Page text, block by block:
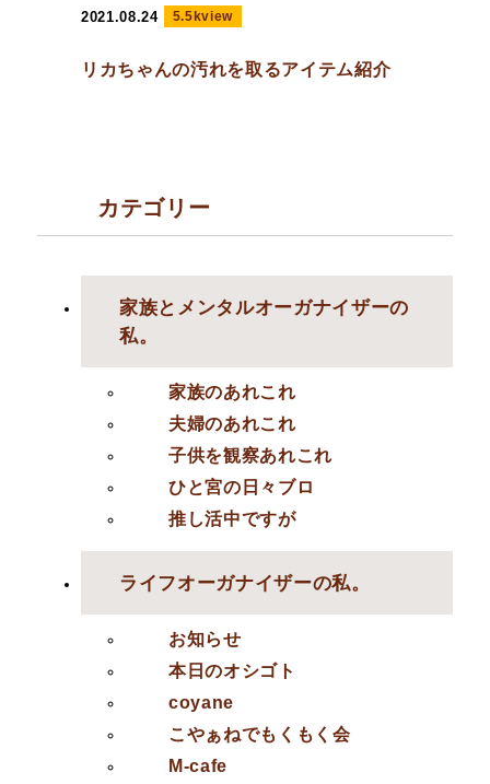
2021.08.24 5.5kview
リカちゃんの汚れを取るアイテム紹介
カテゴリー
家族とメンタルオーガナイザーの
私。
家族のあれこれ
夫婦のあれこれ
子供を観察あれこれ
ひと宮の日々ブロ
推し活中ですが
ライフオーガナイザーの私。
お知らせ
本日のオシゴト
coyane
こやぁねでもくもく会
M-cafe